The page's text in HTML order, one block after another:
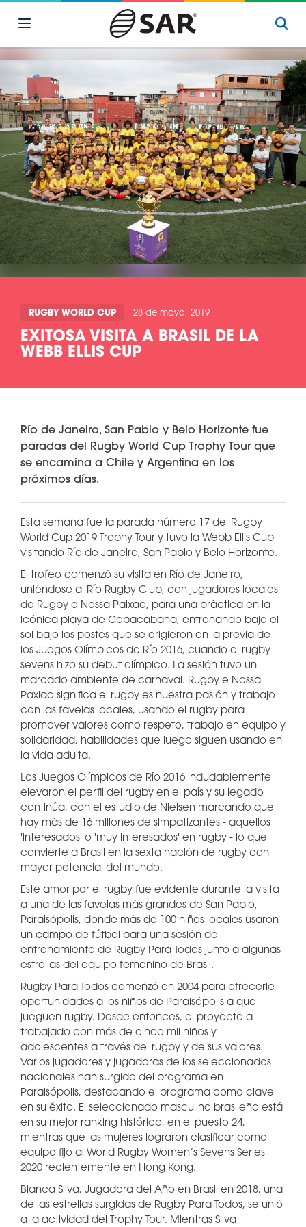
RUGBY WORLD CUP 28 de mayo, 2019
EXITOSA VISITA A BRASIL DE LA
WEBB ELLIS CUP
Río de Janeiro, San Pablo y Belo Horizonte fue
paradas del Rugby World Cup Trophy Tour que
se encamina a Chile y Argentina en los
próximos días.
Esta semana fue la parada número 17 del Rugby
World Cup 2019 Trophy Tour y tuvo la Webb Ellis Cup
visitando Río de Janeiro, San Pablo y Belo Horizonte.
El trofeo comenzó su visita en Río de Janeiro,
uniéndose al Río Rugby Club, con jugadores locales
de Rugby e Nossa Paixao, para una práctica en la
icónica playa de Copacabana, entrenando bajo el
sol bajo los postes que se erigieron en la previa de
los Juegos Olímpicos de Río 2016, cuando el rugby
sevens hizo su debut olímpico. La sesión tuvo un
marcado ambiente de carnaval. Rugby e Nossa
Paxiao significa el rugby es nuestra pasión y trabajo
con las favelas locales, usando el rugby para
promover valores como respeto, trabajo en equipo y
solidaridad, habilidades que luego siguen usando en
la vida adulta.
Los Juegos Olímpicos de Río 2016 indudablemente
elevaron el perfil del rugby en el país y su legado
continúa, con el estudio de Nielsen marcando que
hay más de 16 millones de simpatizantes - aquellos
'interesados' o 'muy interesados' en rugby - lo que
convierte a Brasil en la sexta nación de rugby con
mayor potencial del mundo.
Este amor por el rugby fue evidente durante la visita
a una de las favelas más grandes de San Pablo,
Paraisópolis, donde más de 100 niños locales usaron
un campo de fútbol para una sesión de
entrenamiento de Rugby Para Todos junto a algunas
estrellas del equipo femenino de Brasil.
Rugby Para Todos comenzó en 2004 para ofrecerle
oportunidades a los niños de Paraisópolis a que
jueguen rugby. Desde entonces, el proyecto a
trabajado con más de cinco mil niños y
adolescentes a través del rugby y de sus valores.
Varios jugadores y jugadoras de los seleccionados
nacionales han surgido del programa en
Paraisópolis, destacando el programa como clave
en su éxito. El seleccionado masculino brasileño está
en su mejor ranking histórico, en el puesto 24,
mientras que las mujeres lograron clasificar como
equipo fijo al World Rugby Women’s Sevens Series
2020 recientemente en Hong Kong.
Bianca Silva, Jugadora del Año en Brasil en 2018, una
de las estrellas surgidas de Rugby Para Todos, se unió
a la actividad del Trophy Tour. Mientras Silva